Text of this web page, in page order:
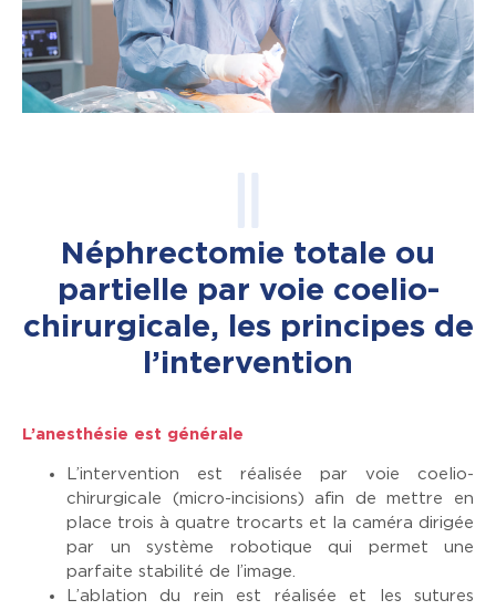
Néphrectomie totale ou
partielle par voie coelio-
chirurgicale, les principes de
l’intervention
L’anesthésie est générale
L’intervention est réalisée par voie coelio-
chirurgicale (micro-incisions) afin de mettre en
place trois à quatre trocarts et la caméra dirigée
par un système robotique qui permet une
parfaite stabilité de l’image.
L’ablation du rein est réalisée et les sutures